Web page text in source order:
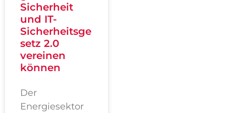
Sicherheit
und IT-
Sicherheitsge
setz 2.0
vereinen
können
Der
Energiesektor